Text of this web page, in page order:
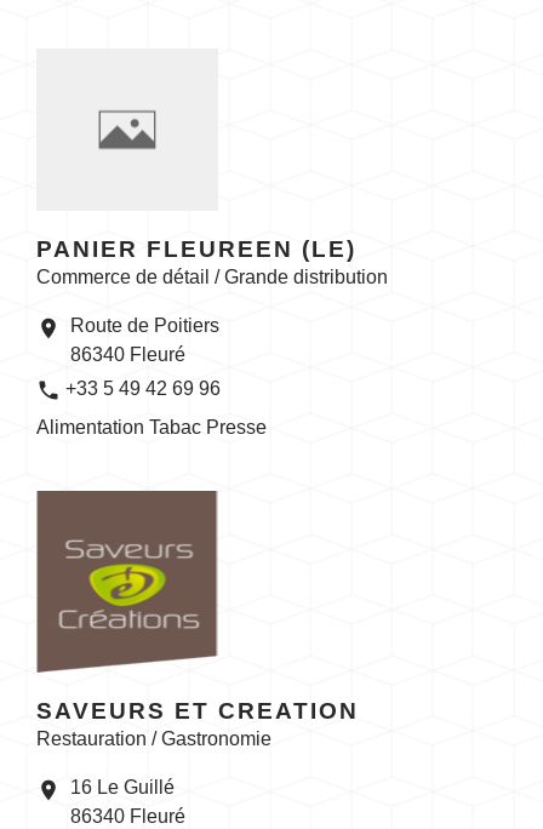
PANIER FLEUREEN (LE)
Commerce de détail / Grande distribution
location_on
Route de Poitiers
86340 Fleuré
phone +33 5 49 42 69 96
Alimentation Tabac Presse
SAVEURS ET CREATION
Restauration / Gastronomie
location_on
16 Le Guillé
86340 Fleuré